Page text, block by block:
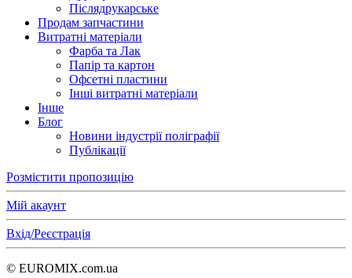
Післядрукарське
Продам запчастини
Витратні матеріали
Фарба та Лак
Папір та картон
Офсетні пластини
Інші витратні матеріали
Інше
Блог
Новини індустрії поліграфії
Публікації
Розмістити пропозицію
Мій акаунт
Вхід/Реєстрація
© EUROMIX.com.ua